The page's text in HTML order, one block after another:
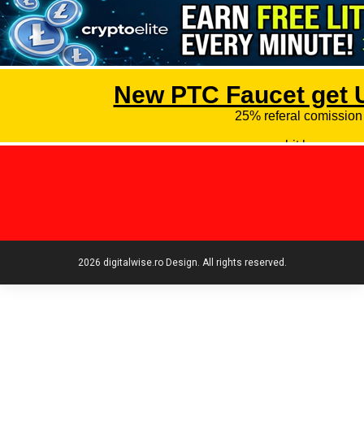
2026 digitalwise.ro Design. All rights reserved.